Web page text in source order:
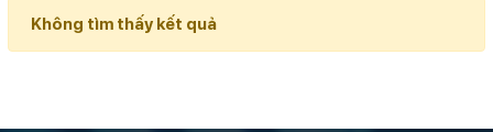
Không tìm thấy kết quả